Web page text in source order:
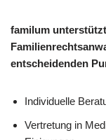
familum
entscheidenden
Individuelle
Vertretung in